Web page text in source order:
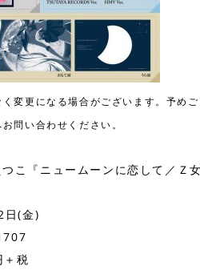
変更になる場合がございます。予めご
問い合わせください。
こ『ニュームーンに恋して／Ｚ女
日(金)
税